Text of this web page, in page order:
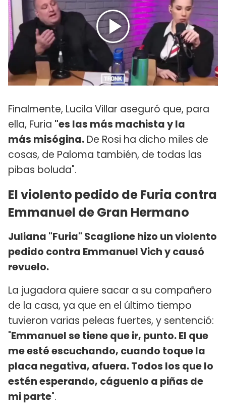
Finalmente, Lucila Villar aseguró que, para
ella, Furia "es las más machista y la
más misógina. De Rosi ha dicho miles de
cosas, de Paloma también, de todas las
pibas boluda".
El violento pedido de Furia contra
Emmanuel de Gran Hermano
Juliana "Furia" Scaglione hizo un violento
pedido contra Emmanuel Vich y causó
revuelo.
La jugadora quiere sacar a su compañero
de la casa, ya que en el último tiempo
tuvieron varias peleas fuertes, y sentenció:
"Emmanuel se tiene que ir, punto. El que
me esté escuchando, cuando toque la
placa negativa, afuera. Todos los que lo
estén esperando, cáguenlo a piñas de
mi parte".